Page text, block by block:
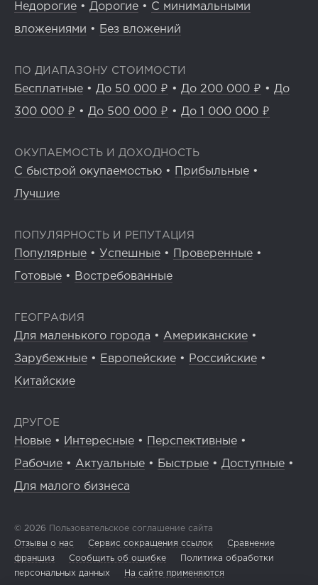
Недорогие • Дорогие • С минимальными
вложениями • Без вложений
ПО ДИАПАЗОНУ СТОИМОСТИ
Бесплатные • До 50 000 ₽ • До 200 000 ₽ • До
300 000 ₽ • До 500 000 ₽ • До 1 000 000 ₽
ОКУПАЕМОСТЬ И ДОХОДНОСТЬ
С быстрой окупаемостью • Прибыльные •
Лучшие
ПОПУЛЯРНОСТЬ И РЕПУТАЦИЯ
Популярные • Успешные • Проверенные •
Готовые • Востребованные
ГЕОГРАФИЯ
Для маленького города • Американские •
Зарубежные • Европейские • Российские •
Китайские
ДРУГОЕ
Новые • Интересные • Перспективные •
Рабочие • Актуальные • Быстрые • Доступные •
Для малого бизнеса
© 2026 Пользовательское соглашение сайта
Отзывы о нас
Сервис сокращения ссылок
Сравнение
франшиз
Сообщить об ошибке
Политика обработки
персональных данных
На сайте применяются